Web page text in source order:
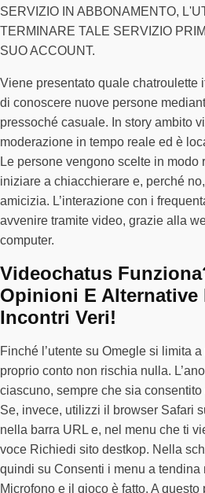
SERVIZIO IN ABBONAMENTO,
TERMINARE TALE SERVIZIO
SUO ACCOUNT.
Viene presentato quale chatroulette
di conoscere nuove persone
pressoché casuale. In story ambito
moderazione in tempo reale ed è
Le persone vengono scelte in
iniziare a chiacchierare e, perché
amicizia. L’interazione con i
avvenire tramite video, grazie alla
computer.
Videochatus
Opinioni E Alternative
Incontri Veri!
Finché l’utente su Omegle si limita
proprio conto non rischia nulla.
ciascuno, sempre che sia
Se, invece, utilizzi il browser Safari
nella barra URL e, nel menu che ti
voce Richiedi sito destkop. Nella
quindi su Consenti i menu a
Microfono e il gioco è fatto. A questo